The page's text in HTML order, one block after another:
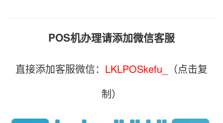
POS机办理请添加微信客服
直接添加客服微信： LKLPOSkefu_
（点击复
制）